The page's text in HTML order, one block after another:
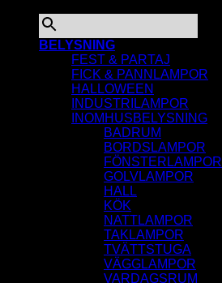
BELYSNING
FEST & PARTAJ
FICK & PANNLAMPOR
HALLOWEEN
INDUSTRILAMPOR
INOMHUSBELYSNING
BADRUM
BORDSLAMPOR
FÖNSTERLAMPOR
GOLVLAMPOR
HALL
KÖK
NATTLAMPOR
TAKLAMPOR
TVÄTTSTUGA
VÄGGLAMPOR
VARDAGSRUM